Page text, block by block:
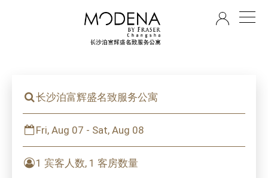
长沙泊富辉盛名致服务公寓
Fri, Aug 07 - Sat, Aug 08
1 宾客人数, 1 客房数量